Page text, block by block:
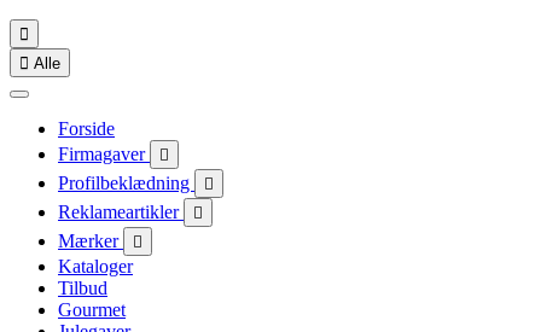

 Alle
Forside
Firmagaver

Profilbeklædning 
Reklameartikler 
Mærker 
Kataloger
Tilbud
Gourmet